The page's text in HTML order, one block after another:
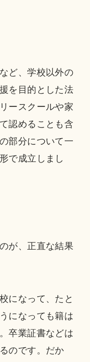
ど、学校以外の
を目的とした法
ースクールや家
認めることも含
部分について一
で成立しまし
が、正直な結果
になって、たと
になっても籍は
卒業証書などは
のです。だか